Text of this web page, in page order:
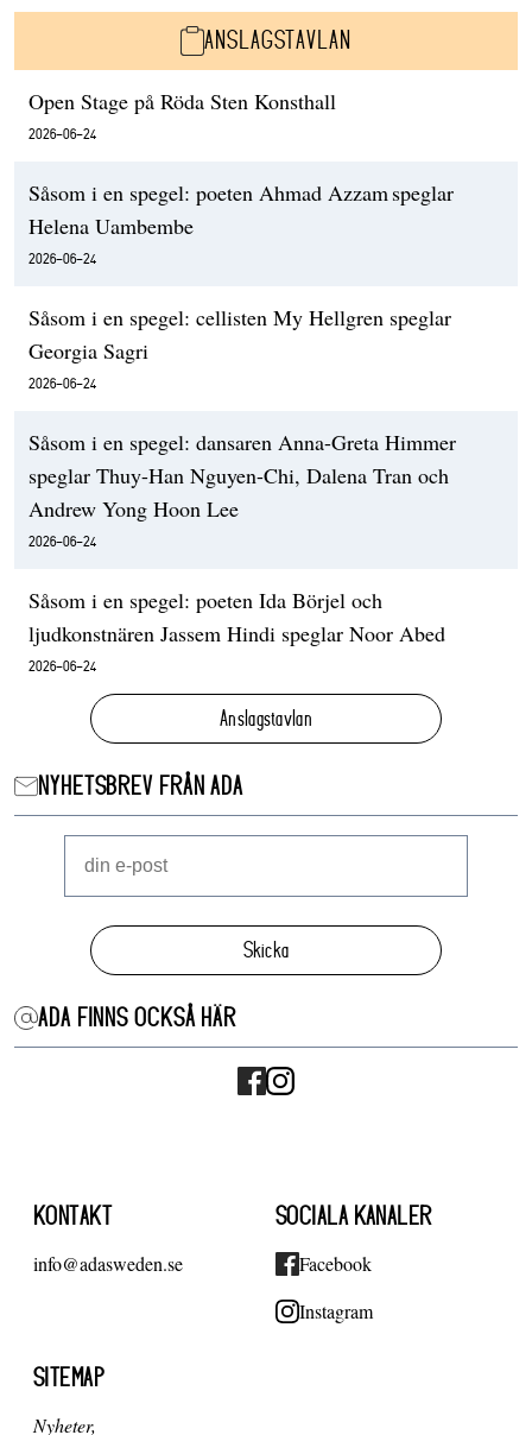
ANSLAGSTAVLAN
Open Stage på Röda Sten Konsthall
2026-06-24
Såsom i en spegel: poeten Ahmad Azzam speglar
Helena Uambembe
2026-06-24
Såsom i en spegel: cellisten My Hellgren speglar
Georgia Sagri
2026-06-24
Såsom i en spegel: dansaren Anna-Greta Himmer
speglar Thuy-Han Nguyen-Chi, Dalena Tran och
Andrew Yong Hoon Lee
2026-06-24
Såsom i en spegel: poeten Ida Börjel och
ljudkonstnären Jassem Hindi speglar Noor Abed
2026-06-24
Anslagstavlan
NYHETSBREV FRÅN ADA
Skicka
ADA FINNS OCKSÅ HÄR
KONTAKT
info@adasweden.se
SOCIALA KANALER
Facebook
Instagram
SITEMAP
Nyheter